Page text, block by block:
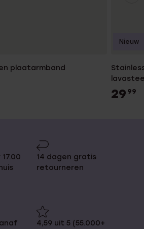
plaatarmband
29 99
Nieuw
14 dagen gratis
retourneren
4,59 uit 5 (55.000+